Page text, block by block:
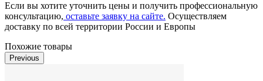
Если вы хотите уточнить цены и получить профессиональную
консультацию, оставьте заявку на сайте. Осуществляем
доставку по всей территории России и Европы
Похожие товары
Previous